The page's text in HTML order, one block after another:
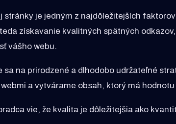
stránky je jedným z najdôležitejších
získavanie kvalitných spätných
vášho webu.
sa na prirodzené a dlhodobo udržateľné
a vytvárame obsah, ktorý má
vie, že kvalita je dôležitejšia ako